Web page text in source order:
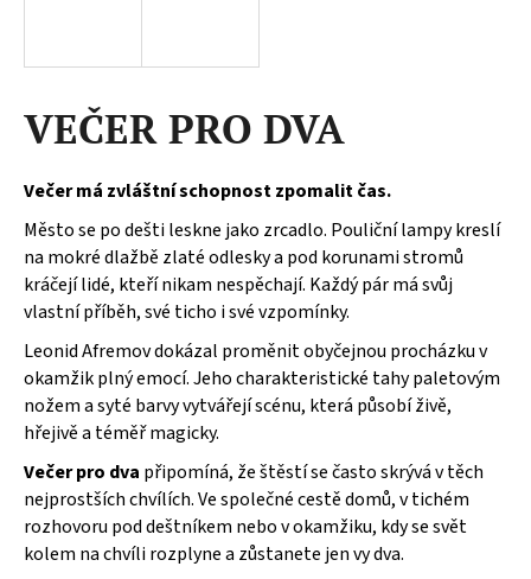
VEČER PRO DVA
Večer má zvláštní schopnost zpomalit čas.
Město se po dešti leskne jako zrcadlo. Pouliční lampy kreslí
na mokré dlažbě zlaté odlesky a pod korunami stromů
kráčejí lidé, kteří nikam nespěchají. Každý pár má svůj
vlastní příběh, své ticho i své vzpomínky.
Leonid Afremov dokázal proměnit obyčejnou procházku v
okamžik plný emocí. Jeho charakteristické tahy paletovým
nožem a syté barvy vytvářejí scénu, která působí živě,
hřejivě a téměř magicky.
Večer pro dva připomíná, že štěstí se často skrývá v těch
nejprostších chvílích. Ve společné cestě domů, v tichém
rozhovoru pod deštníkem nebo v okamžiku, kdy se svět
kolem na chvíli rozplyne a zůstanete jen vy dva.
j
t
?
HLEDAT
D
o
p
r
u
č
u